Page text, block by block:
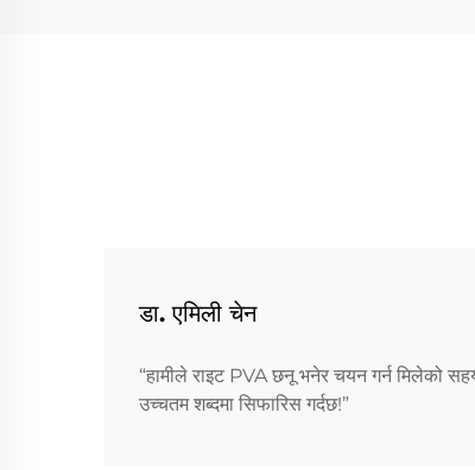
डा. एमिली चेन
“हामीले राइट PVA छनू भनेर चयन गर्न मिलेको
उच्चतम शब्दमा सिफारिस गर्दछ!”